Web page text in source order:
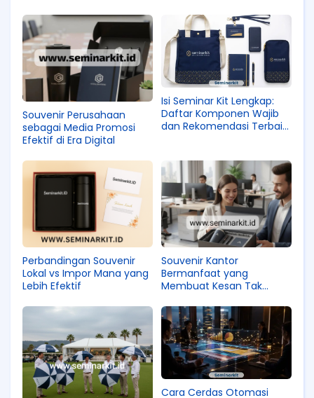
Souvenir Perusahaan
sebagai Media Promosi
Efektif di Era Digital
Isi Seminar Kit Lengkap:
Daftar Komponen Wajib
dan Rekomendasi Terbaik
Perbandingan Souvenir
Lokal vs Impor Mana yang
Lebih Efektif
Souvenir Kantor
Bermanfaat yang
Membuat Kesan Tak
Cara Cerdas Otomasi